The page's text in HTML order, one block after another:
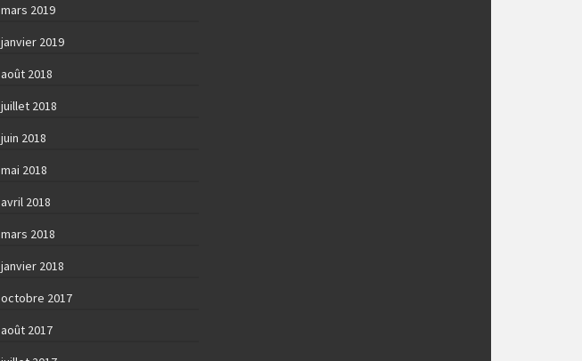
mars 2019
janvier 2019
août 2018
juillet 2018
juin 2018
mai 2018
avril 2018
mars 2018
janvier 2018
octobre 2017
août 2017